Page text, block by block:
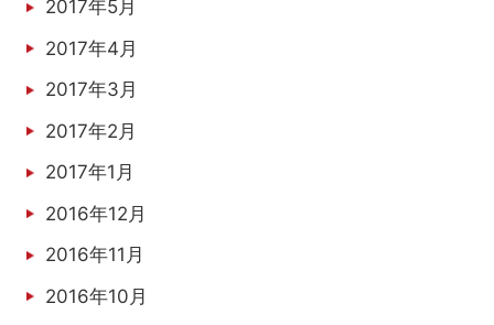
2017年5月
2017年4月
2017年3月
2017年2月
2017年1月
2016年12月
2016年11月
2016年10月